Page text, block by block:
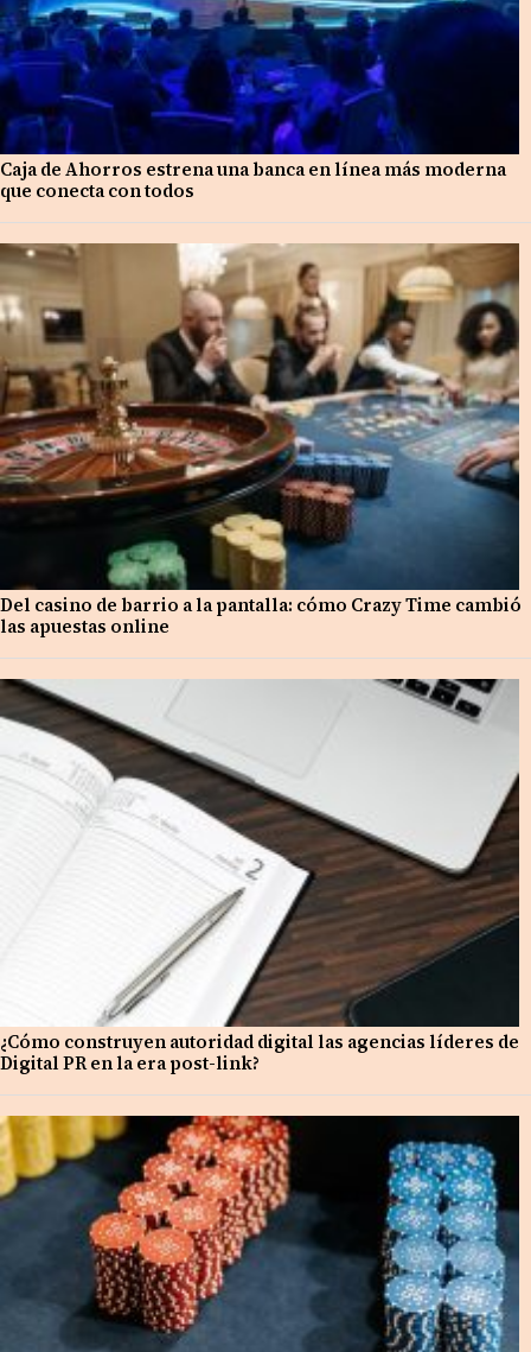
Caja de Ahorros estrena una banca en línea más moderna
que conecta con todos
Del casino de barrio a la pantalla: cómo Crazy Time cambió
las apuestas online
¿Cómo construyen autoridad digital las agencias líderes de
Digital PR en la era post-link?